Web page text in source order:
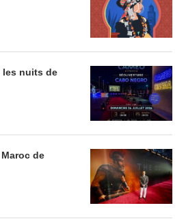
les nuits de
de